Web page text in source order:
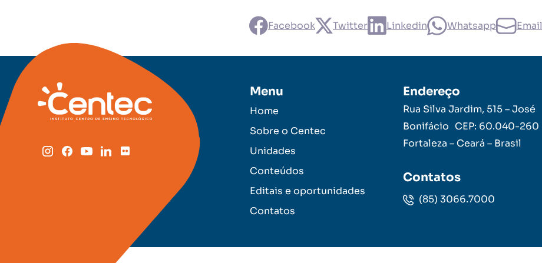
Facebook Twitter Linkedin Whatsapp Email
Menu
Home
Sobre o Centec
Unidades
Conteúdos
Editais e oportunidades
Contatos
Endereço
Rua Silva Jardim, 515 – José
Bonifácio CEP: 60.040-260
Fortaleza – Ceará – Brasil
Contatos
(85) 3066.7000